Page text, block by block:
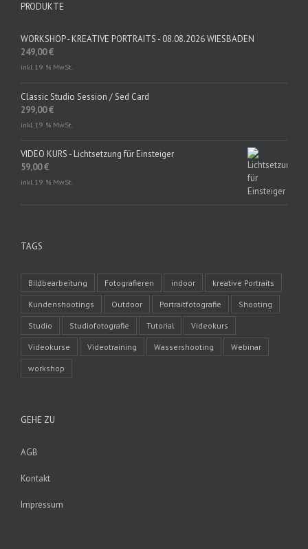
PRODUKTE
WORKSHOP - KREATIVE PORTRAITS - 08.08.2026 WIESBADEN
249,00€
inkl. 19 % MwSt.
Classic Studio Session / Sed Card
299,00€
inkl. 19 % MwSt.
VIDEO KURS - Lichtsetzung für Einsteiger
59,00€
inkl. 19 % MwSt.
TAGS
Bildbearbeitung Fotografieren indoor kreative Portraits
Kundenshootings Outdoor Portraitfotografie Shooting
Studio Studiofotografie Tutorial Videokurs
Videokurse Videotraining Wassershooting Webinar
workshop
GEHE ZU
AGB
Kontakt
Impressum